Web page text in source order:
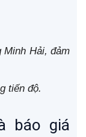
Hải, đảm
tiến độ.
báo giá